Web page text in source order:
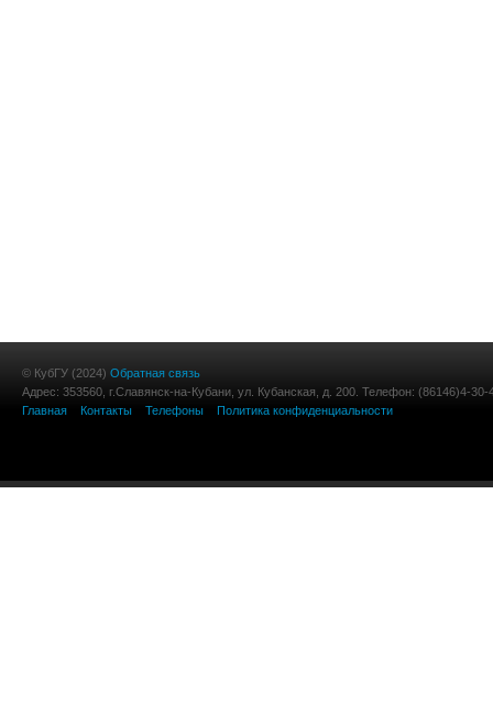
© КубГУ (2024) Обратная связь
Адрес: 353560, г.Славянск-на-Кубани, ул. Кубанская, д. 200. Телефон: (86146)4-30-
Главная
Контакты Телефоны Политика конфиденциальности